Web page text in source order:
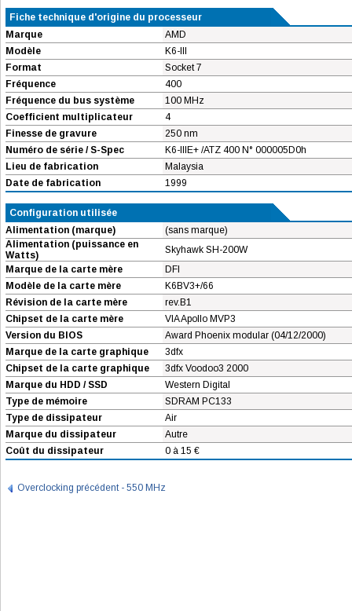
Fiche technique d'origine du processeur
Marque
AMD
Modèle
K6-III
Format
Socket 7
Fréquence
400
Fréquence du bus système
100 MHz
Coefficient multiplicateur
4
Finesse de gravure
250 nm
Numéro de série / S-Spec
K6-IIIE+ /ATZ 400 N° 000005D0h
Lieu de fabrication
Malaysia
Date de fabrication
1999
Configuration utilisée
Alimentation (marque)
(sans marque)
Alimentation (puissance en
Watts)
Skyhawk SH-200W
Marque de la carte mère
DFI
Modèle de la carte mère
K6BV3+/66
Révision de la carte mère
rev.B1
Chipset de la carte mère
VIA Apollo MVP3
Version du BIOS
Award Phoenix modular (04/12/2000)
Marque de la carte graphique
3dfx
Chipset de la carte graphique
3dfx Voodoo3 2000
Marque du HDD / SSD
Western Digital
Type de mémoire
SDRAM PC133
Type de dissipateur
Air
Marque du dissipateur
Autre
Coût du dissipateur
0 à 15 €
Overclocking précédent - 550 MHz